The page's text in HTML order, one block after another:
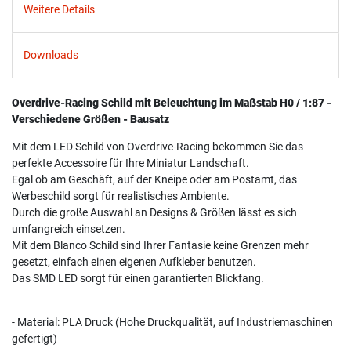
Weitere Details
Downloads
Overdrive-Racing Schild mit Beleuchtung im Maßstab H0 / 1:87 -
Verschiedene Größen - Bausatz
Mit dem LED Schild von Overdrive-Racing bekommen Sie das
perfekte Accessoire für Ihre Miniatur Landschaft.
Egal ob am Geschäft, auf der Kneipe oder am Postamt, das
Werbeschild sorgt für realistisches Ambiente.
Durch die große Auswahl an Designs & Größen lässt es sich
umfangreich einsetzen.
Mit dem Blanco Schild sind Ihrer Fantasie keine Grenzen mehr
gesetzt, einfach einen eigenen Aufkleber benutzen.
Das SMD LED sorgt für einen garantierten Blickfang.
- Material: PLA Druck (Hohe Druckqualität, auf Industriemaschinen
gefertigt)